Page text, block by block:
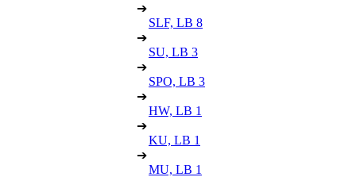
➔
SLF, LB 8
➔
SU, LB 3
➔
SPO, LB 3
➔
HW, LB 1
➔
KU, LB 1
➔
MU, LB 1